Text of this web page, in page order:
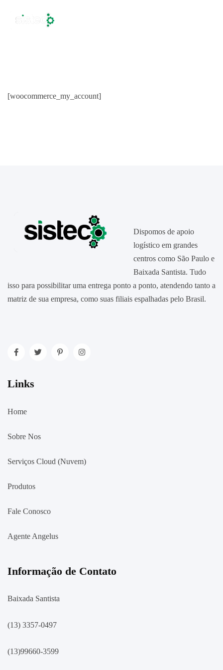
[woocommerce_my_account]
Dispomos de apoio
logístico em grandes
centros como São Paulo e
Baixada Santista. Tudo
isso para possibilitar uma entrega ponto a ponto, atendendo tanto a
matriz de sua empresa, como suas filiais espalhadas pelo Brasil.
Links
Home
Sobre Nos
Serviços Cloud (Nuvem)
Produtos
Fale Conosco
Agente Angelus
Informação de Contato
Baixada Santista
(13) 3357-0497
(13)99660-3599